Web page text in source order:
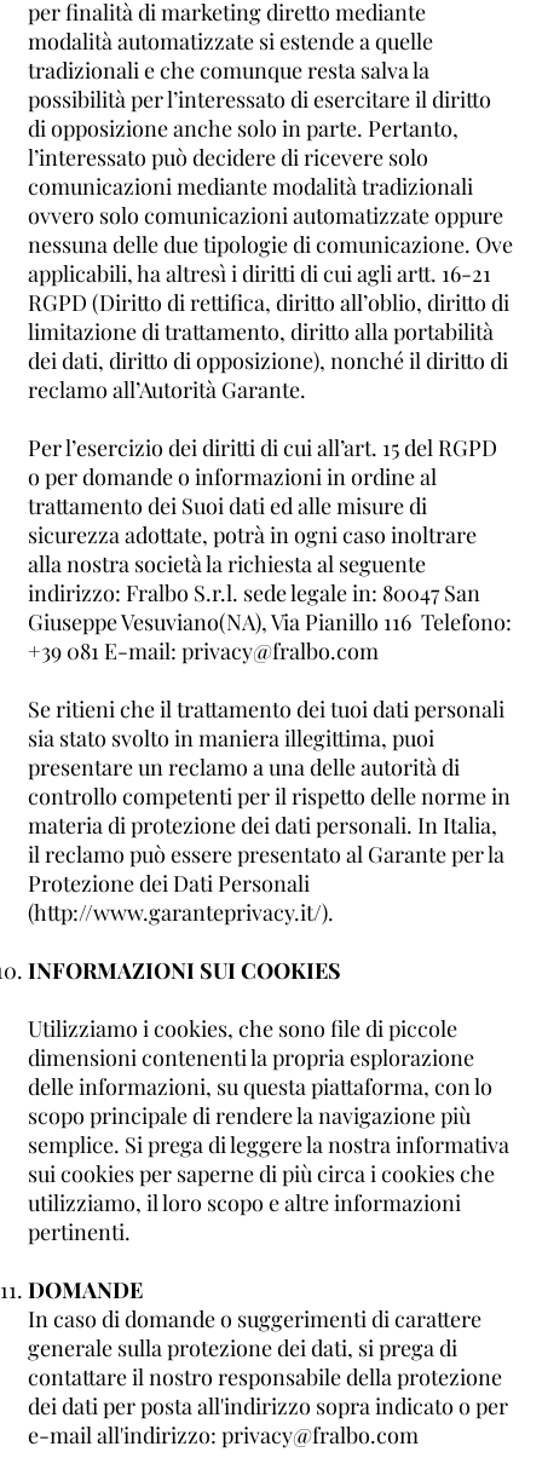
per finalità di marketing diretto mediante
modalità automatizzate si estende a quelle
tradizionali e che comunque resta salva la
possibilità per l’interessato di esercitare il diritto
di opposizione anche solo in parte. Pertanto,
l’interessato può decidere di ricevere solo
comunicazioni mediante modalità tradizionali
ovvero solo comunicazioni automatizzate oppure
nessuna delle due tipologie di comunicazione. Ove
applicabili, ha altresì i diritti di cui agli artt. 16-21
RGPD (Diritto di rettifica, diritto all’oblio, diritto di
limitazione di trattamento, diritto alla portabilità
dei dati, diritto di opposizione), nonché il diritto di
reclamo all’Autorità Garante.
Per l’esercizio dei diritti di cui all’art. 15 del RGPD
o per domande o informazioni in ordine al
trattamento dei Suoi dati ed alle misure di
sicurezza adottate, potrà in ogni caso inoltrare
alla nostra società la richiesta al seguente
indirizzo: Fralbo S.r.l. sede legale in: 80047 San
Giuseppe Vesuviano(NA), Via Pianillo 116 Telefono:
+39 081 E-mail: privacy@fralbo.com
Se ritieni che il trattamento dei tuoi dati personali
sia stato svolto in maniera illegittima, puoi
presentare un reclamo a una delle autorità di
controllo competenti per il rispetto delle norme in
materia di protezione dei dati personali. In Italia,
il reclamo può essere presentato al Garante per la
Protezione dei Dati Personali
(http://www.garanteprivacy.it/).
INFORMAZIONI SUI COOKIES
Utilizziamo i cookies, che sono file di piccole
dimensioni contenenti la propria esplorazione
delle informazioni, su questa piattaforma, con lo
scopo principale di rendere la navigazione più
semplice. Si prega di leggere la nostra informativa
sui cookies per saperne di più circa i cookies che
utilizziamo, il loro scopo e altre informazioni
pertinenti.
DOMANDE
In caso di domande o suggerimenti di carattere
generale sulla protezione dei dati, si prega di
contattare il nostro responsabile della protezione
dei dati per posta all'indirizzo sopra indicato o per
e-mail all'indirizzo: privacy@fralbo.com